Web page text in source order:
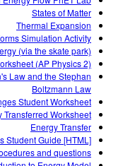
with PhET
DEIB in STEM Ed
SceneryStack OSE
Impact Report
States of Matter
Thermal Expansion
Simulation Activity
(via the skate park)
(AP Physics 2)
Law and the Stephan
Boltzmann Law
Student Worksheet
Transferred Worksheet
Energy Transfer
Student Guide [HTML]
and questions